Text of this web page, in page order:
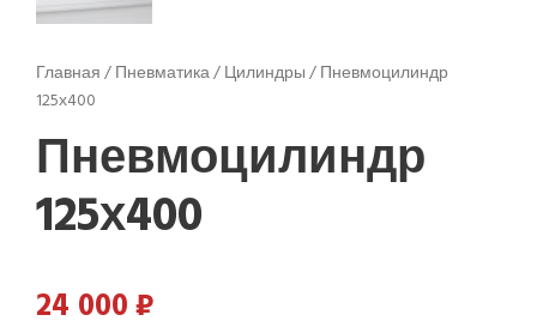
Главная/Пневматика/Цилиндры/ Пневмоцилиндр
125х400
Пневмоцилиндр
125х400
24 000₽